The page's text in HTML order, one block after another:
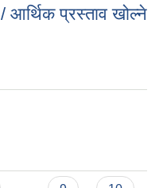
/ आर्थिक प्रस्ताव खोल्ने
स्वीकृति / आर्थिक प्रस्ताव खोल्ने
Bid